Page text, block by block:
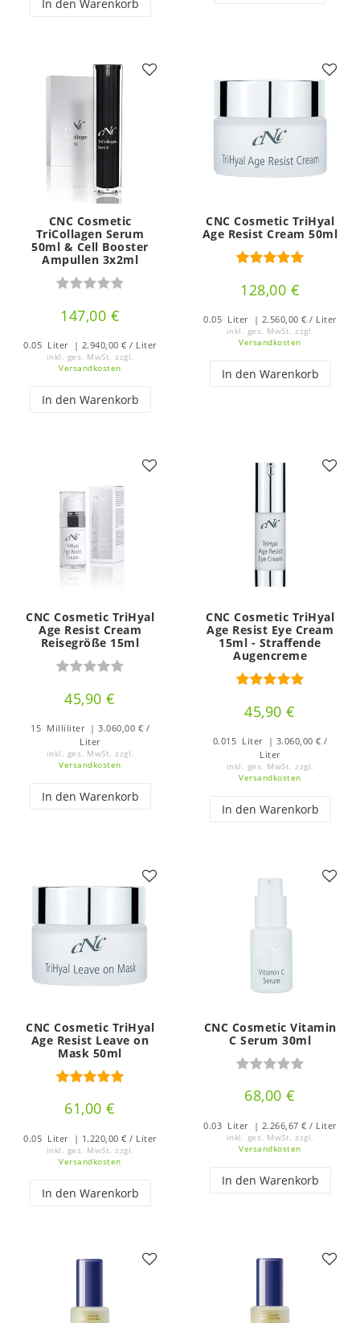
In den Warenkorb
CNC Cosmetic
TriCollagen Serum
50ml & Cell Booster
Ampullen 3x2ml
147,00 €
0.05 Liter | 2.940,00 € / Liter
inkl. ges. MwSt. zzgl.
Versandkosten
In den Warenkorb
CNC Cosmetic TriHyal
Age Resist Cream 50ml
128,00 €
0.05 Liter | 2.560,00 € / Liter
inkl. ges. MwSt. zzgl.
Versandkosten
In den Warenkorb
CNC Cosmetic TriHyal
Age Resist Cream
Reisegröße 15ml
45,90 €
15 Milliliter | 3.060,00 € /
Liter
inkl. ges. MwSt. zzgl.
Versandkosten
In den Warenkorb
CNC Cosmetic TriHyal
Age Resist Eye Cream
15ml - Straffende
Augencreme
45,90 €
0.015 Liter
| 3.060,00 € /
Liter
inkl. ges. MwSt. zzgl.
Versandkosten
In den Warenkorb
CNC Cosmetic TriHyal
Age Resist Leave on
Mask 50ml
61,00 €
0.05 Liter | 1.220,00 € / Liter
inkl. ges. MwSt. zzgl.
Versandkosten
In den Warenkorb
CNC Cosmetic Vitamin
C Serum 30ml
68,00 €
0.03 Liter | 2.266,67 € / Liter
inkl. ges. MwSt. zzgl.
Versandkosten
In den Warenkorb